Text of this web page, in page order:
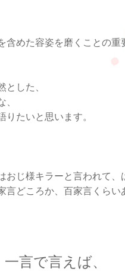
含めた容姿を磨くことの重
した、
りたいと思います。
おじ様キラーと言われて、
言どころか、百家言くらい
言で言えば、